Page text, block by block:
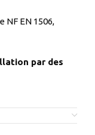
NF EN 1506,
par des